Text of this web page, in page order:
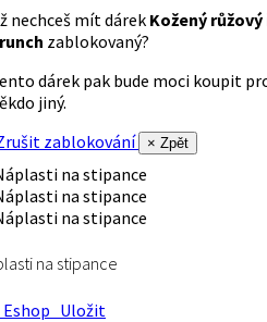
nechceš mít dárek Kožený
zablokovaný?
dárek pak bude moci koupit
jiný.
zablokování
× Zpět
na stipance
Uložit